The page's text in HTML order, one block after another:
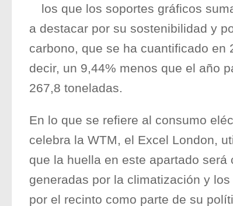
los que los soportes gráficos
a destacar por su sostenibilidad y
carbono, que se ha cuantificado en
decir, un 9,44% menos que el año
267,8 toneladas.
En lo que se refiere al consumo
celebra la WTM, el Excel London,
que la huella en este apartado
generadas por la climatización y
por el recinto como parte de su